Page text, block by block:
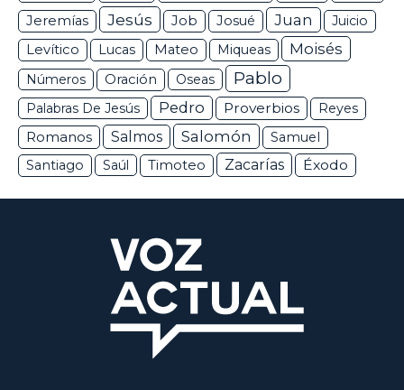
Jeremías Jesús Job Josué Juan
Juicio
Levítico
Lucas Mateo Miqueas Moisés
Números Oración Oseas Pablo
Palabras De Jesús Pedro Proverbios Reyes
Romanos Salmos Salomón
Samuel
Santiago
Saúl Timoteo Zacarías Éxodo